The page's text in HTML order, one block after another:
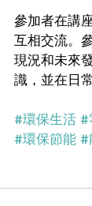
參加者在講
互相交流。
現況和未來
識，並在日
#環保生活 #
#環保節能 #